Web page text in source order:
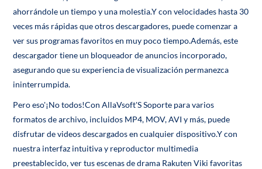
ahorrándole un tiempo y una molestia.Y con velocidades hasta 30
veces más rápidas que otros descargadores, puede comenzar a
ver sus programas favoritos en muy poco tiempo.Además, este
descargador tiene un bloqueador de anuncios incorporado,
asegurando que su experiencia de visualización permanezca
ininterrumpida.
Pero eso'¡No todos!Con AllaVsoft'S Soporte para varios
formatos de archivo, incluidos MP4, MOV, AVI y más, puede
disfrutar de videos descargados en cualquier dispositivo.Y con
nuestra interfaz intuitiva y reproductor multimedia
preestablecido, ver tus escenas de drama Rakuten Viki favoritas